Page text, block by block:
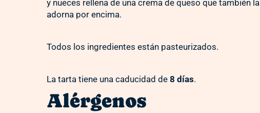
y nueces rellena de una crema de queso que también la
adorna por encima.
Todos los ingredientes están pasteurizados.
La tarta tiene una caducidad de 8 días.
Alérgenos